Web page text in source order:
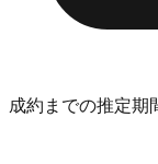
成約までの推定期